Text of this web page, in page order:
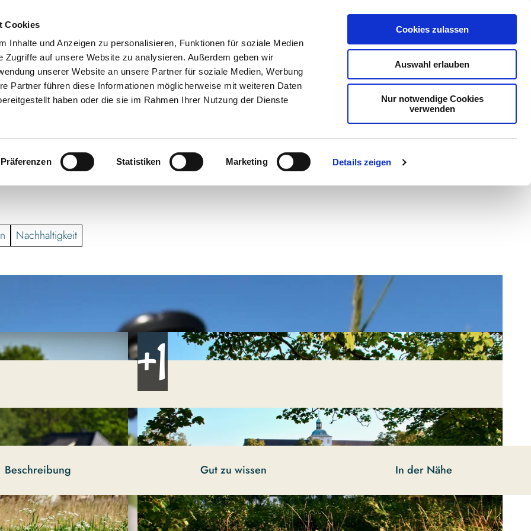
Cookies
Inhalte und Anzeigen zu personalisieren, Funktionen für soziale Medien
Zugriffe auf unsere Website zu analysieren. Außerdem geben wir
unserer Website an unsere Partner für soziale Medien, Werbung
Partner führen diese Informationen möglicherweise mit weiteren Daten
haben oder die sie im Rahmen Ihrer Nutzung der Dienste
Präferenzen Statistiken Marketing Details zeigen
Cookies zulassen
Auswahl erlauben
Nur notwendige Cookies
verwenden
Nachhaltigkeit
Beschreibung Gut zu wissen In der Nähe